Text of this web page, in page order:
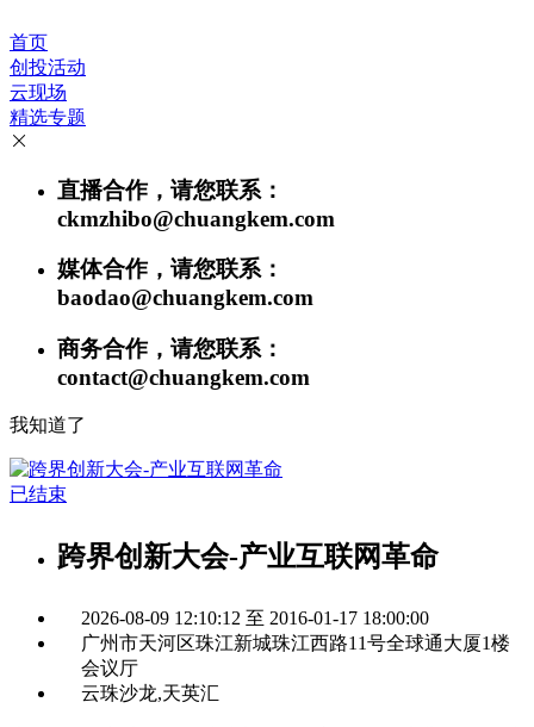
首页
创投活动
云现场
精选专题
直播合作，请您联系：
ckmzhibo@chuangkem.com
媒体合作，请您联系：
baodao@chuangkem.com
商务合作，请您联系：
contact@chuangkem.com
我知道了
已结束
跨界创新大会-产业互联网革命
2026-08-09 12:10:12 至 2016-01-17 18:00:00
广州市天河区珠江新城珠江西路11号全球通大厦1楼
会议厅
云珠沙龙,天英汇